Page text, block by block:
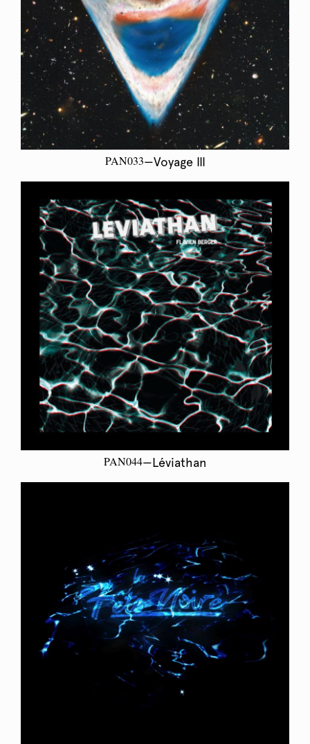
PAN033—Voyage III
PAN044—Léviathan